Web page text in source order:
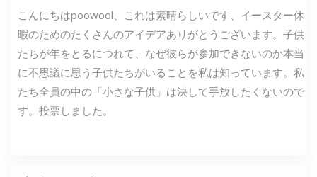
こんにちはpoowool、これは素晴らしいです、イースター休
暇のためのたくさんのアイデアありがとうございます。子供
たちが年をとるにつれて、なぜ彼らが参加できないのか本当
に不思議に思う子供たちがいることを私は知っています。私
たち全員の中の「小さな子供」は決して手放したくないので
す。投票しました。